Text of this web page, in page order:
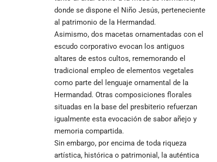
donde se dispone el Niño Jesús, perteneciente
al patrimonio de la Hermandad.
Asimismo, dos macetas ornamentadas con el
escudo corporativo evocan los antiguos
altares de estos cultos, rememorando el
tradicional empleo de elementos vegetales
como parte del lenguaje ornamental de la
Hermandad. Otras composiciones florales
situadas en la base del presbiterio refuerzan
igualmente esta evocación de sabor añejo y
memoria compartida.
Sin embargo, por encima de toda riqueza
artística, histórica o patrimonial, la auténtica